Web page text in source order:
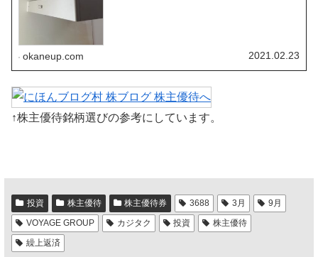
okaneup.com 2021.02.23
↑株主優待銘柄選びの参考にしています。
投資 株主優待 株主優待券 3688 3月
9月
VOYAGE GROUP
カジタク 投資
株主優待
繰上返済